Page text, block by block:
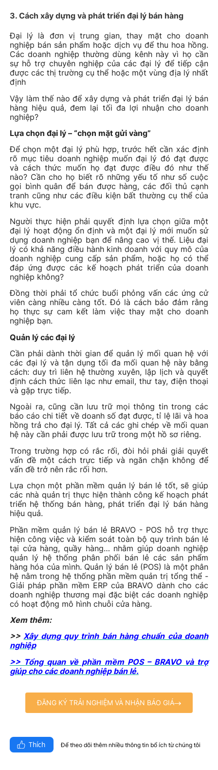
3. Cách xây dựng và phát triển đại lý bán hàng
Đại lý là đơn vị trung gian, thay mặt cho doanh
nghiệp bán sản phẩm hoặc dịch vụ để thu hoa hồng.
Các doanh nghiệp thường dùng kênh này vì họ cần
sự hỗ trợ chuyên nghiệp của các đại lý để tiếp cận
được các thị trường cụ thể hoặc một vùng địa lý nhất
định
Vậy làm thế nào để xây dựng và phát triển đại lý bán
hàng hiệu quả, đem lại tối đa lợi nhuận cho doanh
nghiệp?
Lựa chọn đại lý – “chọn mặt gửi vàng”
Để chọn một đại lý phù hợp, trước hết cần xác định
rõ mục tiêu doanh nghiệp muốn đại lý đó đạt được
và cách thức muốn họ đạt được điều đó như thế
nào? Cần cho họ biết rõ những yếu tố như số cuộc
gọi bình quân để bán được hàng, các đối thủ cạnh
tranh cũng như các điều kiện bất thường cụ thể của
khu vực.
Người thực hiện phải quyết định lựa chọn giữa một
đại lý hoạt động ổn định và một đại lý mới muốn sử
dụng doanh nghiệp bạn để nâng cao vị thế. Liệu đại
lý có khả năng điều hành kinh doanh với quy mô của
doanh nghiệp cung cấp sản phẩm, hoặc họ có thể
đáp ứng được các kế hoạch phát triển của doanh
nghiệp không?
Đồng thời phải tổ chức buổi phỏng vấn các ứng cử
viên càng nhiều càng tốt. Đó là cách bảo đảm rằng
họ thực sự cam kết làm việc thay mặt cho doanh
nghiệp bạn.
Quản lý các đại lý
Cần phải dành thời gian để quản lý mối quan hệ với
các đại lý và tận dụng tối đa mối quan hệ này bằng
cách: duy trì liên hệ thường xuyên, lập lịch và quyết
định cách thức liên lạc như email, thư tay, điện thoại
và gặp trực tiếp.
Ngoài ra, cũng cần lưu trữ mọi thông tin trong các
báo cáo chi tiết về doanh số đạt được, tỉ lệ lãi và hoa
hồng trả cho đại lý. Tất cả các ghi chép về mối quan
hệ này cần phải được lưu trữ trong một hồ sơ riêng.
Trong trường hợp có rắc rối, đòi hỏi phải giải quyết
vấn đề một cách trực tiếp và ngăn chặn không để
vấn đề trở nên rắc rối hơn.
Lựa chọn một phần mềm quản lý bán lẻ tốt, sẽ giúp
các nhà quản trị thực hiện thành công kế hoạch phát
triển hệ thống bán hàng, phát triển đại lý bán hàng
hiệu quả.
Phần mềm quản lý bán lẻ BRAVO - POS hỗ trợ thực
hiện công việc và kiểm soát toàn bộ quy trình bán lẻ
tại cửa hàng, quầy hàng… nhằm giúp doanh nghiệp
quản lý hệ thống phân phối bán lẻ các sản phẩm
hàng hóa của mình. Quản lý bán lẻ (POS) là một phân
hệ nằm trong hệ thống phần mềm quản trị tổng thể -
Giải pháp phần mềm ERP của BRAVO dành cho các
doanh nghiệp thương mại đặc biệt các doanh nghiệp
có hoạt động mô hình chuỗi cửa hàng.
Xem thêm:
>>Xây dựng quy trình bán hàng chuẩn của doanh
nghiệp
>> Tổng quan về phần mềm POS – BRAVO và trợ
giúp cho các doanh nghiệp bán lẻ.
ĐĂNG KÝ TRẢI NGHIỆM VÀ NHẬN BÁO GIÁ
Thích Để theo dõi thêm nhiều thông tin bổ ích từ chúng tôi​